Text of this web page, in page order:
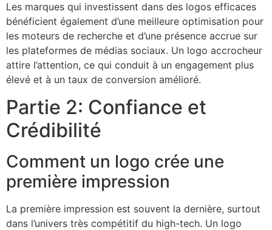
Les marques qui investissent dans des logos efficaces
bénéficient également d’une meilleure optimisation pour
les moteurs de recherche et d’une présence accrue sur
les plateformes de médias sociaux. Un logo accrocheur
attire l’attention, ce qui conduit à un engagement plus
élevé et à un taux de conversion amélioré.
Partie 2: Confiance et
Crédibilité
Comment un logo crée une
première impression
La première impression est souvent la dernière, surtout
dans l’univers très compétitif du high-tech. Un logo